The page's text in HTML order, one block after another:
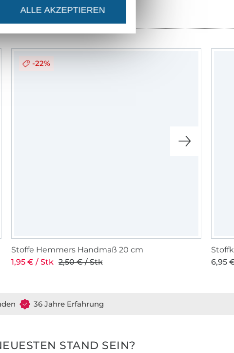
-22%
Stoffe Hemmers Handmaß 20 cm
1,95 € / Stk 2,50 € / Stk
6,95
36 Jahre Erfahrung
STAND SEIN?
ALLE AKZEPTIEREN